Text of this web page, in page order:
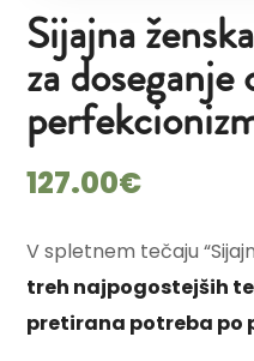
Sijajna
za
127.00€
V spletnem tečaju
treh najpogostejših
pretirana potreba po